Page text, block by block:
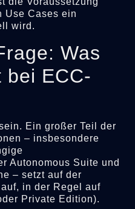
Use Cases ein
wird.
Was
bei ECC-
Ein großer Teil der
– insbesondere
Autonomous Suite und
– setzt auf der
in der Regel auf
Private Edition).